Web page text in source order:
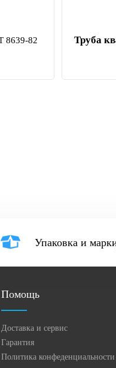
8639-82 Труба
Упаковка и
Помощь
Доставка и сервис
Гарантия
Политика конфеденциальности